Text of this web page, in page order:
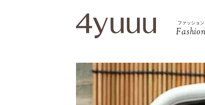
ファッション
Fashion